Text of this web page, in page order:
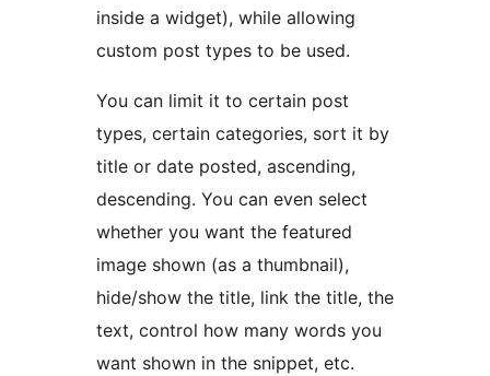
inside a widget), while allowing
custom post types to be used.
You can limit it to certain post
types, certain categories, sort it by
title or date posted, ascending,
descending. You can even select
whether you want the featured
image shown (as a thumbnail),
hide/show the title, link the title, the
text, control how many words you
want shown in the snippet, etc.